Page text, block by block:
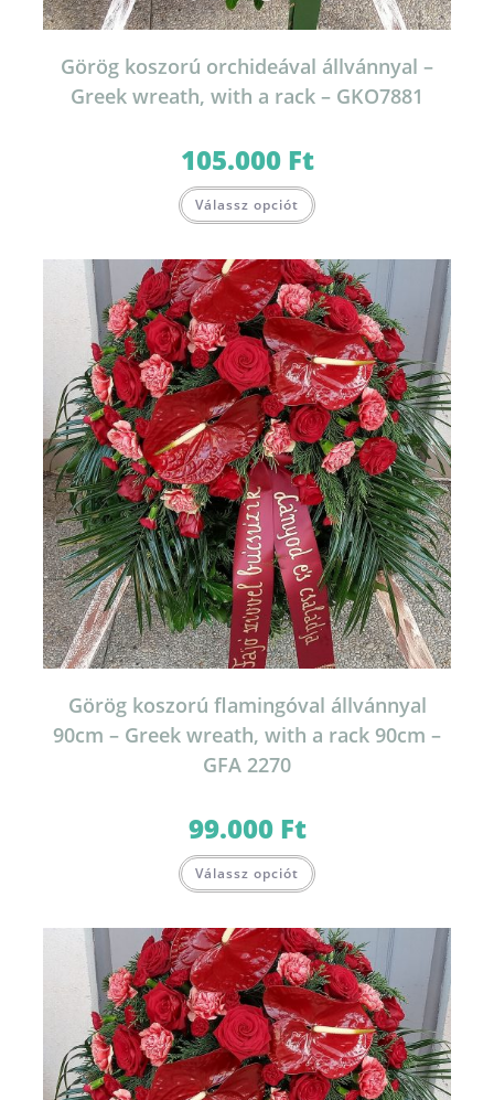
Görög koszorú orchideával állvánnyal –
Greek wreath, with a rack – GKO7881
105.000 Ft
Válassz opciót
Görög koszorú flamingóval állvánnyal
90cm – Greek wreath, with a rack 90cm –
GFA 2270
99.000 Ft
Válassz opciót